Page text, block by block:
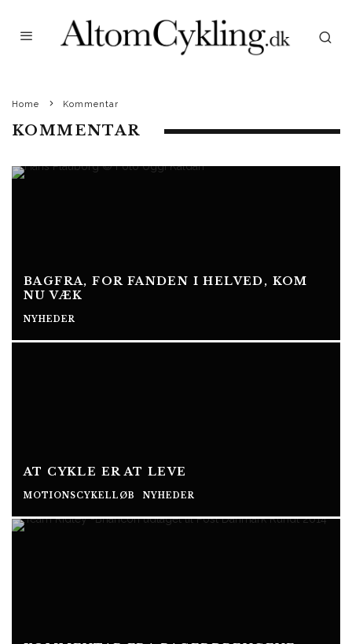
Home Kommentar
KOMMENTAR
BAGFRA, FOR FANDEN I HELVED, KOM
NU VÆK
NYHEDER
AT CYKLE ER AT LEVE
MOTIONSCYKELLØB NYHEDER